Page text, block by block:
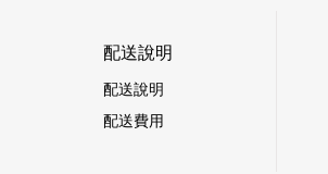
配送說明
配送說明
配送費用